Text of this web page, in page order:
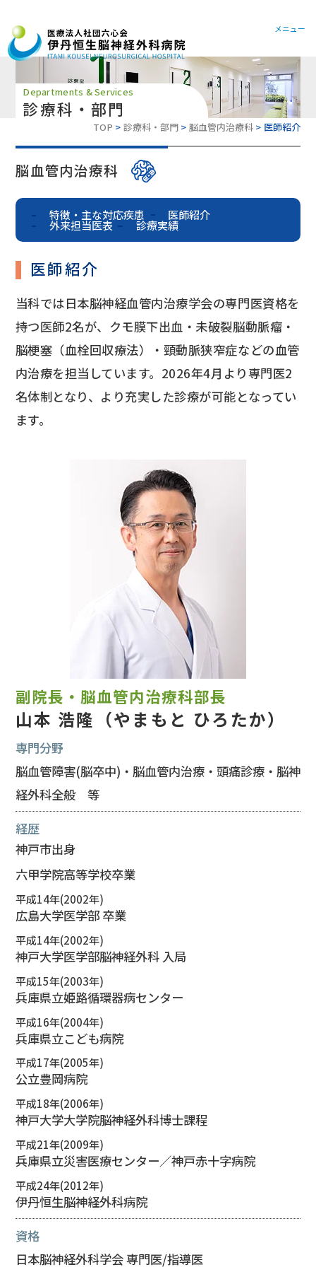
072-
メニュー
Departments & Services
診療科・部門
TOP 診療科・部門 脳血管内治療科 医師紹介
脳血管内治療科
特徴・主な対応疾患 医師紹介
外来担当医表 診療実績
医師紹介
当科では日本脳神経血管内治療学会の専門医資格を
持つ医師2名が、クモ膜下出血・未破裂脳動脈瘤・
脳梗塞（血栓回収療法）・頸動脈狭窄症などの血管
内治療を担当しています。2026年4月より専門医2
名体制となり、より充実した診療が可能となってい
ます。
副院長・脳血管内治療科部長
山本 浩隆（やまもと ひろたか）
専門分野
脳血管障害(脳卒中)・脳血管内治療・頭痛診療・脳神
経外科全般 等
経歴
神戸市出身
六甲学院高等学校卒業
平成14年(2002年)
広島大学医学部 卒業
平成14年(2002年)
神戸大学医学部脳神経外科 入局
平成15年(2003年)
兵庫県立姫路循環器病センター
平成16年(2004年)
兵庫県立こども病院
平成17年(2005年)
公立豊岡病院
平成18年(2006年)
神戸大学大学院脳神経外科博士課程
平成21年(2009年)
兵庫県立災害医療センター／神戸赤十字病院
平成24年(2012年)
伊丹恒生脳神経外科病院
資格
日本脳神経外科学会 専門医/指導医